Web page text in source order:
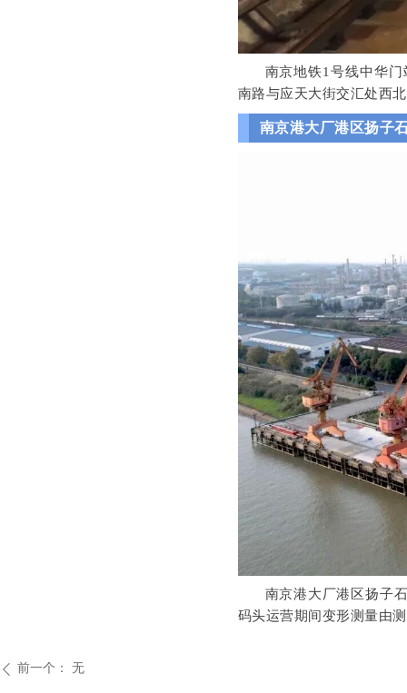
南京地铁1号线中华
南路与应天大街交汇处西
南京港大厂港区扬子
南京港大厂港区扬子
码头运营期间变形测量由
ꄴ 前一个： 无